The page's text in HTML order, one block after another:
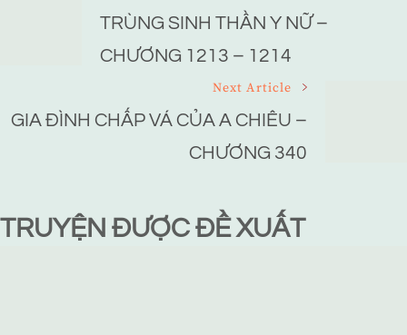
NavigationTRÙNG SINH THẦN Y NỮ –
CHƯƠNG 1213 – 1214
Next Article
GIA ĐÌNH CHẤP VÁ CỦA A CHIÊU –
CHƯƠNG 340
TRUYỆN ĐƯỢC ĐỀ XUẤT